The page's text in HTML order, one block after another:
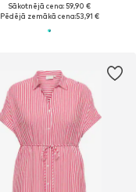
Sākotnējā cena: 59,90 €
Pēdējā zemākā cena:53,91 €